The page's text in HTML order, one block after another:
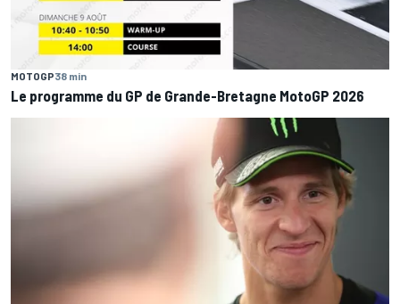
MOTOGP38 min
Le programme du GP de Grande-Bretagne MotoGP 2026